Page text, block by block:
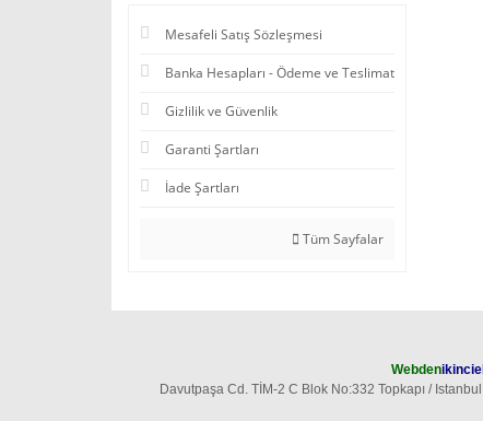
Mesafeli Satış Sözleşmesi
Banka Hesapları - Ödeme ve Teslimat
Gizlilik ve Güvenlik
Garanti Şartları
İade Şartları
Tüm Sayfalar
Webdenikinciel
Davutpaşa Cd. TİM-2 C Blok No:332 Topkapı / Istanbul